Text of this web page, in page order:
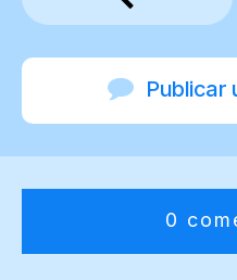
Publicar
0